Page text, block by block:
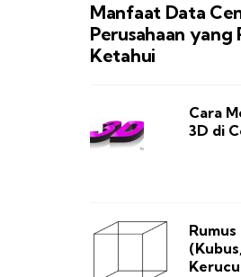
Manfaat Data
Perusahaan yang
Ketahui
Cara
3D di